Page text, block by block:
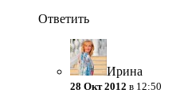
Ответить
Ирина
28 Окт 2012 в 12:50